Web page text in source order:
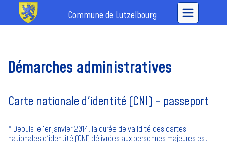
Commune de Lutzelbourg
Démarches administratives
Carte nationale d'identité (CNI) - passeport
* Depuis le 1er janvier 2014, la durée de validité des cartes
nationales d'identité (CNI) délivrées aux personnes majeures est